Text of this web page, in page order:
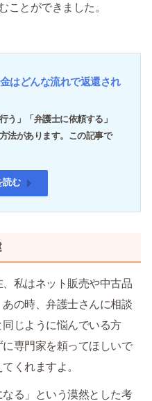
ことができました。
はどんな流れで返還され
う」「弁護士に依頼する」
法があります。この記事で
読む
私はネット販売や中古品
の時、弁護士さんに相談
じように悩んでいる方
専門家を頼ってほしいで
くれますよ。
る」という漠然とした考